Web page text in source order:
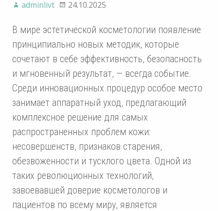
adminlivt 24.10.2025
В мире эстетической косметологии появление
принципиально новых методик, которые
сочетают в себе эффективность, безопасность
и мгновенный результат, — всегда событие.
Среди инновационных процедур особое место
занимает аппаратный уход, предлагающий
комплексное решение для самых
распространенных проблем кожи:
несовершенств, признаков старения,
обезвоженности и тусклого цвета. Одной из
таких революционных технологий,
завоевавшей доверие косметологов и
пациентов по всему миру, является